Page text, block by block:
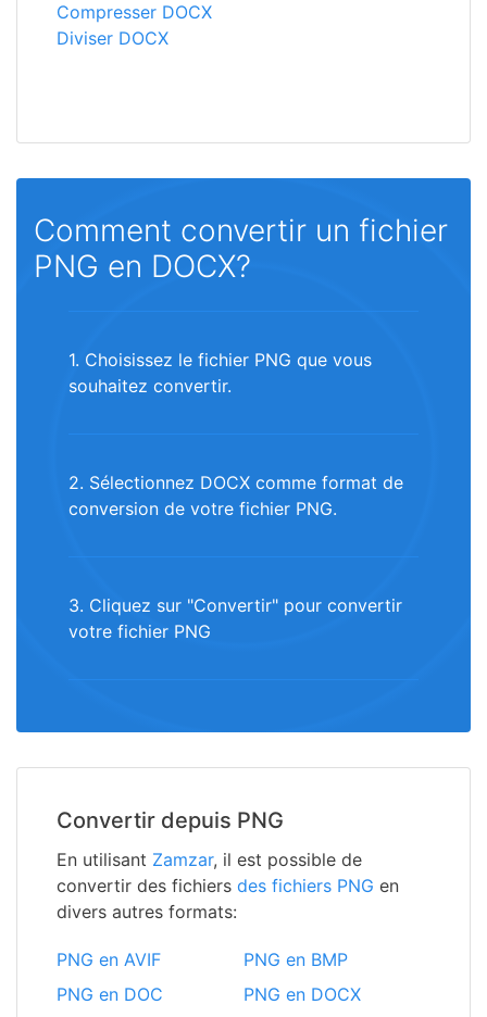
Compresser DOCX
Diviser DOCX
Comment convertir un fichier
PNG en DOCX?
1. Choisissez le fichier PNG que vous
souhaitez convertir.
2. Sélectionnez DOCX comme format de
conversion de votre fichier PNG.
3. Cliquez sur "Convertir" pour convertir
votre fichier PNG
Convertir depuis PNG
En utilisant Zamzar, il est possible de
convertir des fichiers des fichiers PNG en
divers autres formats:
PNG en AVIF
PNG en BMP
PNG en DOC
PNG en DOCX